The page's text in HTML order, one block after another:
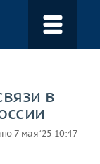
в
7 мая ‘25 10:47